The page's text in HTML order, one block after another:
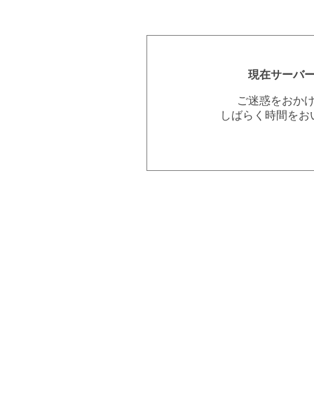
現在サーバ
ご迷惑をおか
しばらく時間を